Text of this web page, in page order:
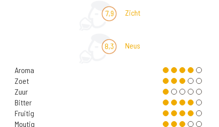
7,9 Zicht
8,3 Neus
Aroma
Zoet
Zuur
Bitter
Fruitig
Moutig